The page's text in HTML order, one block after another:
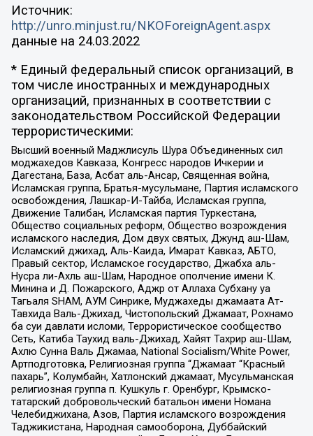
Источник:
http://unro.minjust.ru/NKOForeignAgent.aspx
данные на 24.03.2022
* Единый федеральный список организаций, в
том числе иностранных и международных
организаций, признанных в соответствии с
законодательством Российской Федерации
террористическими:
Высший военный Маджлисуль Шура Объединенных сил
моджахедов Кавказа, Конгресс народов Ичкерии и
Дагестана, База, Асбат аль-Ансар, Священная война,
Исламская группа, Братья-мусульмане, Партия исламского
освобождения, Лашкар-И-Тайба, Исламская группа,
Движение Талибан, Исламская партия Туркестана,
Общество социальных реформ, Общество возрождения
исламского наследия, Дом двух святых, Джунд аш-Шам,
Исламский джихад, Аль-Каида, Имарат Кавказ, АБТО,
Правый сектор, Исламское государство, Джабха аль-
Нусра ли-Ахль аш-Шам, Народное ополчение имени К.
Минина и Д. Пожарского, Аджр от Аллаха Субхану уа
Тагьаля SHAM, АУМ Синрике, Муджахеды джамаата Ат-
Тавхида Валь-Джихад, Чистопольский Джамаат, Рохнамо
ба суи давлати исломи, Террористическое сообщество
Сеть, Катиба Таухид валь-Джихад, Хайят Тахрир аш-Шам,
Ахлю Сунна Валь Джамаа, National Socialism/White Power,
Артподготовка, Религиозная группа “Джамаат “Красный
пахарь”, Колумбайн, Хатлонский джамаат, Мусульманская
религиозная группа п. Кушкуль г. Оренбург, Крымско-
татарский добровольческий батальон имени Номана
Челебиджихана, Азов, Партия исламского возрождения
Таджикистана, Народная самооборона, Дуббайский